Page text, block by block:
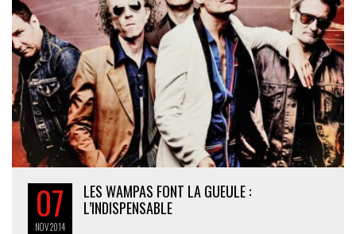
07
NOV2014
LES WAMPAS FONT LA GUEULE :
L’INDISPENSABLE